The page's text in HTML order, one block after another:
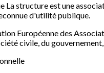
La structure est une
d'utilité publique.
Européenne des
civile, du